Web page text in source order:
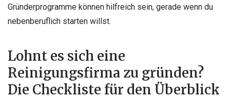
Gründerprogramme können hilfreich sein, gerade wenn du
nebenberuflich starten willst.
Lohnt es sich eine
Reinigungsfirma zu gründen?
Die Checkliste für den Überblick